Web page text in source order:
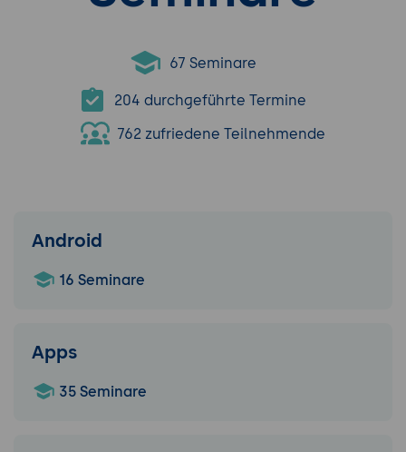
67 Seminare
204 durchgeführte Termine
762 zufriedene Teilnehmende
Android
16 Seminare
Apps
35 Seminare